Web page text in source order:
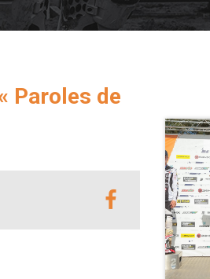
Paroles de